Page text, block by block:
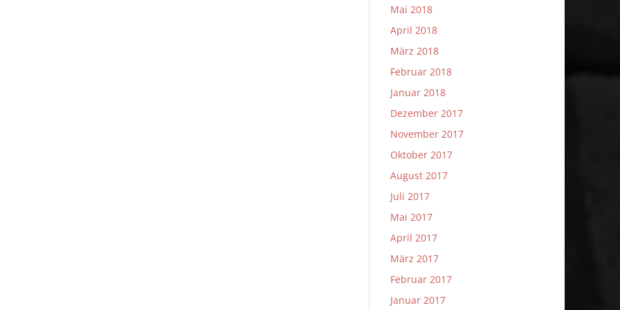
Mai 2018
April 2018
März 2018
Februar 2018
Januar 2018
Dezember 2017
November 2017
Oktober 2017
August 2017
Juli 2017
Mai 2017
April 2017
März 2017
Februar 2017
Januar 2017